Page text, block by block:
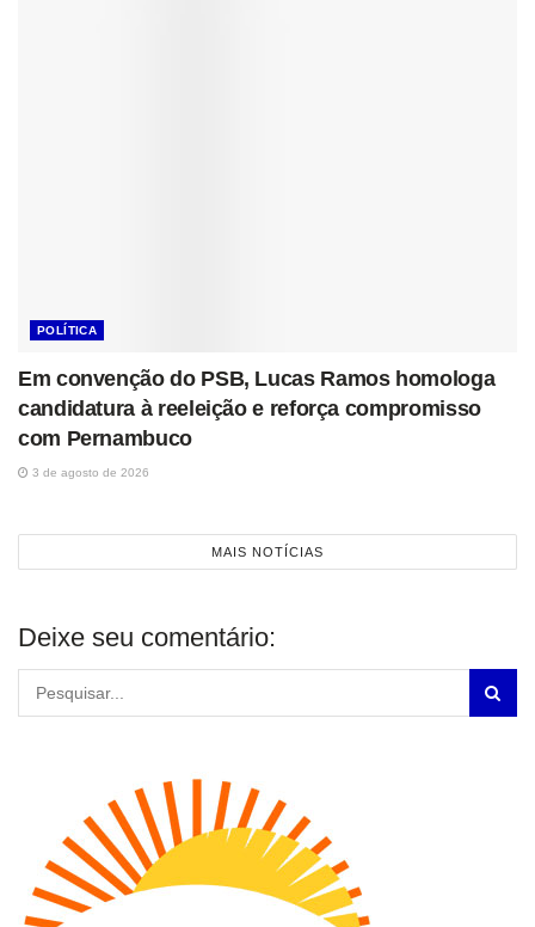
POLÍTICA
Em convenção do PSB, Lucas Ramos homologa
candidatura à reeleição e reforça compromisso
com Pernambuco
3 de agosto de 2026
MAIS NOTÍCIAS
Deixe seu comentário: